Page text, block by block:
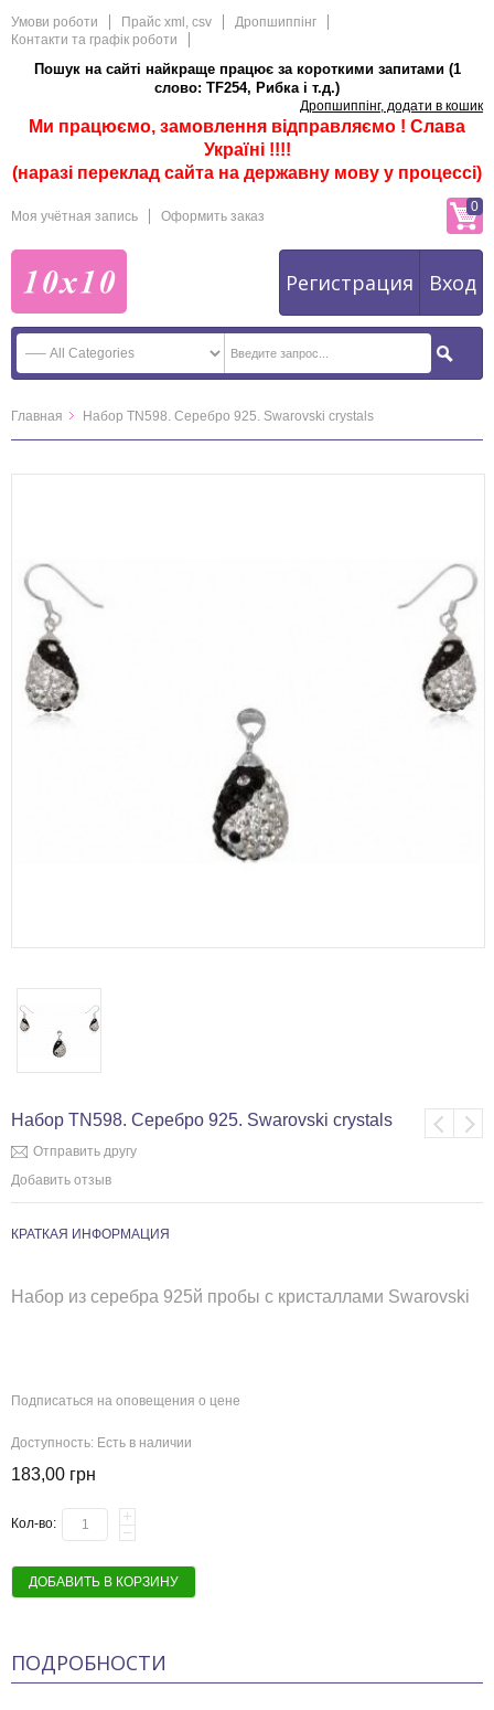
Умови роботи Прайс xml, csv
Дропшиппінг
Контакти та графік роботи
Пошук на сайті найкраще працює за короткими запитами (1
слово: TF254, Рибка і т.д.)
Дропшиппінг, додати в кошик
Ми працюємо, замовлення відправляємо ! Слава
Україні !!!!
(наразі переклад сайта на державну мову у процессі)
Моя учётная запись Оформить заказ
Регистрация Вход
0
Главная Набор TN598. Серебро 925. Swarovski crystals
Набор TN598. Серебро 925. Swarovski crystals
Отправить другу
Добавить отзыв
КРАТКАЯ ИНФОРМАЦИЯ
Набор из серебра 925й пробы с кристаллами Swarovski
Подписаться на оповещения о цене
Доступность: Есть в наличии
183,00 грн
Кол-во:
ДОБАВИТЬ В КОРЗИНУ
ПОДРОБНОСТИ